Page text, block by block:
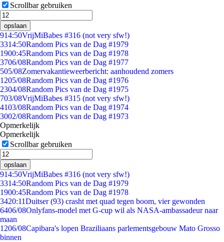
Scrollbar gebruiken
opslaan
914:50VrijMiBabes #316 (not very sfw!)
3314:50Random Pics van de Dag #1979
1900:45Random Pics van de Dag #1978
3706/08Random Pics van de Dag #1977
505/08Zomervakantieweerbericht: aanhoudend zomers
1205/08Random Pics van de Dag #1976
2304/08Random Pics van de Dag #1975
703/08VrijMiBabes #315 (not very sfw!)
4103/08Random Pics van de Dag #1974
3002/08Random Pics van de Dag #1973
Opmerkelijk
Opmerkelijk
Scrollbar gebruiken
opslaan
914:50VrijMiBabes #316 (not very sfw!)
3314:50Random Pics van de Dag #1979
1900:45Random Pics van de Dag #1978
3420:11Duitser (93) crasht met quad tegen boom, vier gewonden
6406/08Onlyfans-model met G-cup wil als NASA-ambassadeur naar
maan
1206/08Capibara's lopen Braziliaans parlementsgebouw Mato Grosso
binnen